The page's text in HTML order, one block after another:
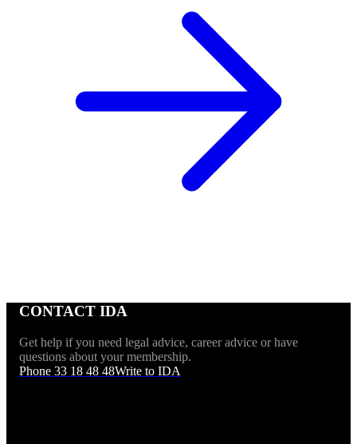
CONTACT IDA
Get help if you need legal advice, career advice or have
questions about your membership.
Phone 33 18 48 48Write to IDA